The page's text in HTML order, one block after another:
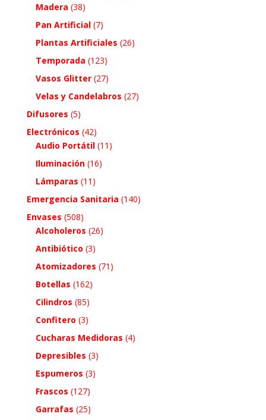
Madera (38)
Pan Artificial (7)
Plantas Artificiales (26)
Temporada (123)
Vasos Glitter (27)
Velas y Candelabros (27)
Difusores (5)
Electrónicos (42)
Audio Portátil (11)
Iluminación (16)
Lámparas (11)
Emergencia Sanitaria (140)
Envases (508)
Alcoholeros (26)
Antibiótico (3)
Atomizadores (71)
Botellas (162)
Cilindros (85)
Confitero (3)
Cucharas Medidoras (4)
Depresibles (3)
Espumeros (3)
Frascos (127)
Garrafas (25)